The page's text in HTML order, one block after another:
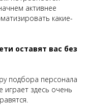
активнее
какие-
оставят вас без
подбора персонала
здесь очень